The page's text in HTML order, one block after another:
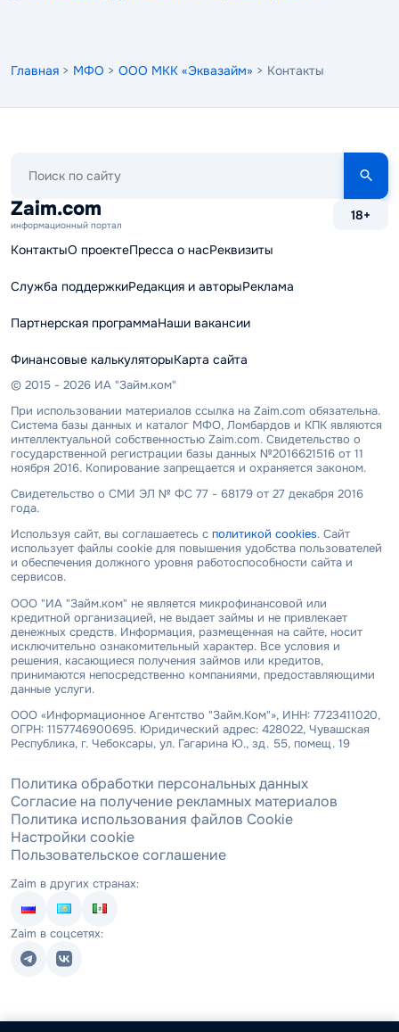
Главная > МФО > ООО МКК «Эквазайм» > Контакты
сайту
Zaim.com
информационный портал
18+
КонтактыО проектеПресса о насРеквизиты
Служба поддержкиРедакция и авторыРеклама
Партнерская программаНаши вакансии
Финансовые калькуляторыКарта сайта
© 2015 - 2026 ИА "Займ.ком"
При использовании материалов ссылка на Zaim.com обязательна.
Система базы данных и каталог МФО, Ломбардов и КПК являются
интеллектуальной собственностью Zaim.com. Свидетельство о
государственной регистрации базы данных №2016621516 от 11
ноября 2016. Копирование запрещается и охраняется законом.
Свидетельство о СМИ ЭЛ № ФС 77 - 68179 от 27 декабря 2016
года.
Используя сайт, вы соглашаетесь с политикой cookies. Сайт
использует файлы cookie для повышения удобства пользователей
и обеспечения должного уровня работоспособности сайта и
сервисов.
ООО "ИА "Займ.ком" не является микрофинансовой или
кредитной организацией, не выдает займы и не привлекает
денежных средств. Информация, размещенная на сайте, носит
исключительно ознакомительный характер. Все условия и
решения, касающиеся получения займов или кредитов,
принимаются непосредственно компаниями, предоставляющими
данные услуги.
ООО «Информационное Агентство "Займ.Ком"», ИНН: 7723411020,
ОГРН: 1157746900695. Юридический адрес: 428022, Чувашская
Республика, г. Чебоксары, ул. Гагарина Ю., зд. 55, помещ. 19
Политика обработки персональных данных
Согласие на получение рекламных материалов
Политика использования файлов Cookie
Настройки cookie
Пользовательское соглашение
Zaim в других странах:
Zaim в соцсетях: